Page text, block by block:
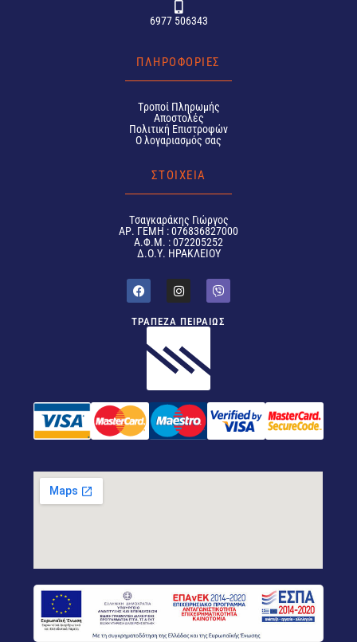
6977 506343
ΠΛΗΡΟΦΟΡΙΕΣ
Tροποί Πληρωμής
Αποστολές
Πολιτική Επιστροφών
Ο λογαριασμός σας
ΣΤΟΙΧΕΙΑ
Tσαγκαράκης Γιώργος
ΑΡ. ΓΕΜΗ : 076836827000
Α.Φ.Μ. : 072205252
Δ.Ο.Υ. ΗΡΑΚΛΕΙΟΥ
ΤΡΑΠΕΖΑ ΠΕΙΡΑΙΩΣ